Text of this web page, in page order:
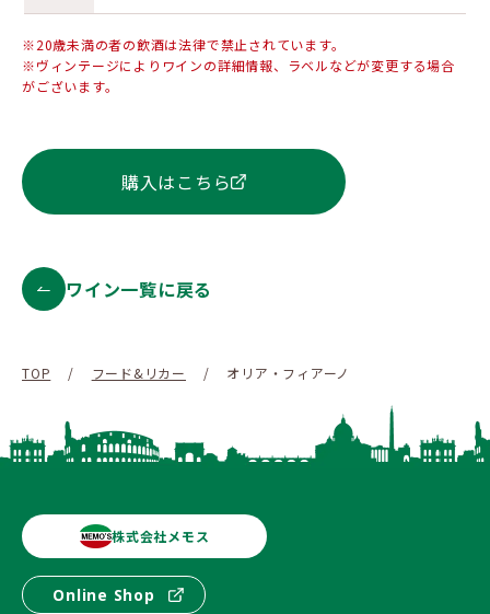
※20歳未満の者の飲酒は法律で禁止されています。
※ヴィンテージによりワインの詳細情報、ラベルなどが変更する場合
がございます。
購入はこちら
ワイン一覧に戻る
TOP / フード&リカー / オリア・フィアーノ
株式会社メモス
Online Shop